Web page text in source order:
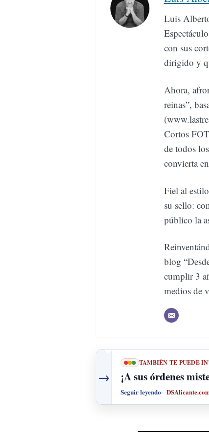
Luis
con sus
dirigido y
Ahora,
reinas”,
Cortos
de todos
convierta
Fiel al
su sello:
público la
blog
cumplir 3
medios de
→
TAMBIÉN TE PUEDE
¡A sus órdenes
Seguir leyendo